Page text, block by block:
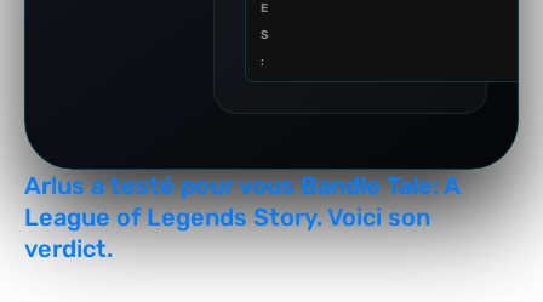
E
S
:
Arlus a testé pour vous Bandle Tale: A
League of Legends Story. Voici son
verdict.